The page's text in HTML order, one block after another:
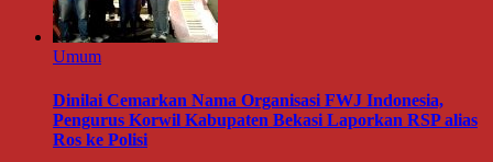
Umum
Dinilai Cemarkan Nama Organisasi FWJ Indonesia,
Pengurus Korwil Kabupaten Bekasi Laporkan RSP alias
Ros ke Polisi